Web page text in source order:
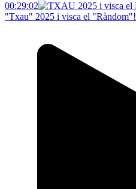
00:29:02
"Txau" 2025 i visca el "Ràndom"!